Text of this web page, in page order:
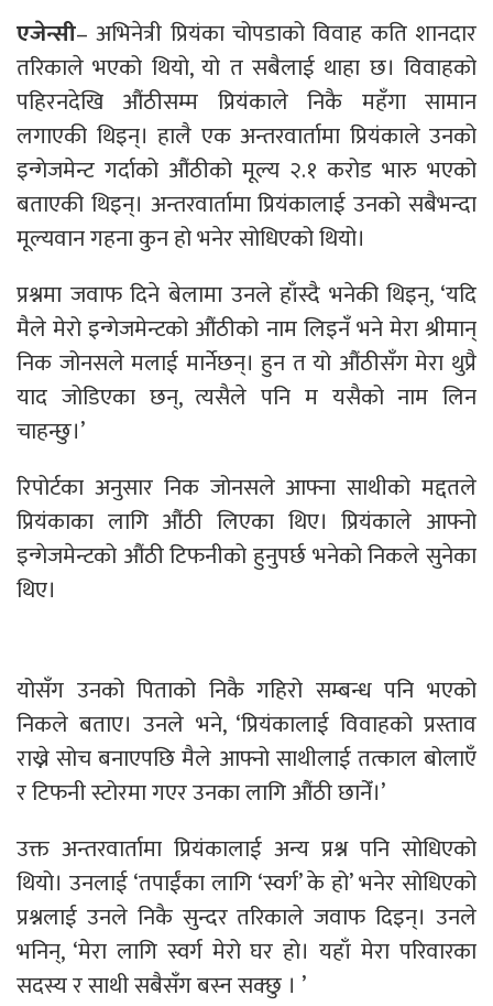
एजेन्सी– अभिनेत्री प्रियंका चोपडाको विवाह कति शानदार
तरिकाले भएको थियो, यो त सबैलाई थाहा छ। विवाहको
पहिरनदेखि औंठीसम्म प्रियंकाले निकै महँगा सामान
लगाएकी थिइन्। हालै एक अन्तरवार्तामा प्रियंकाले उनको
इन्गेजमेन्ट गर्दाको औंठीको मूल्य २.१ करोड भारु भएको
बताएकी थिइन्। अन्तरवार्तामा प्रियंकालाई उनको सबैभन्दा
मूल्यवान गहना कुन हो भनेर सोधिएको थियो।
प्रश्नमा जवाफ दिने बेलामा उनले हाँस्दै भनेकी थिइन्, ‘यदि
मैले मेरो इन्गेजमेन्टको औंठीको नाम लिइनँ भने मेरा श्रीमान्
निक जोनसले मलाई मार्नेछन्। हुन त यो औंठीसँग मेरा थुप्रै
याद जोडिएका छन्, त्यसैले पनि म यसैको नाम लिन
चाहन्छु।’
रिपोर्टका अनुसार निक जोनसले आफ्ना साथीको मद्दतले
प्रियंकाका लागि औंठी लिएका थिए। प्रियंकाले आफ्नो
इन्गेजमेन्टको औंठी टिफनीको हुनुपर्छ भनेको निकले सुनेका
थिए।
योसँग उनको पिताको निकै गहिरो सम्बन्ध पनि भएको
निकले बताए। उनले भने, ‘प्रियंकालाई विवाहको प्रस्ताव
राख्ने सोच बनाएपछि मैले आफ्नो साथीलाई तत्काल बोलाएँ
र टिफनी स्टोरमा गएर उनका लागि औंठी छानेँ।’
उक्त अन्तरवार्तामा प्रियंकालाई अन्य प्रश्न पनि सोधिएको
थियो। उनलाई ‘तपाईंका लागि ‘स्वर्ग’ के हो’ भनेर सोधिएको
प्रश्नलाई उनले निकै सुन्दर तरिकाले जवाफ दिइन्। उनले
भनिन्, ‘मेरा लागि स्वर्ग मेरो घर हो। यहाँ मेरा परिवारका
सदस्य र साथी सबैसँग बस्न सक्छु । ’